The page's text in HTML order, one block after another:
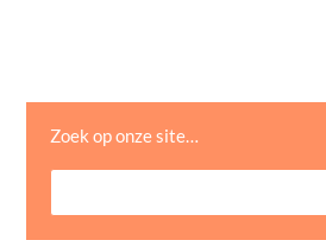
Zoek op onze site…